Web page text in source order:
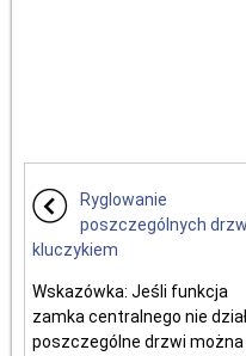
Ryglowanie
poszczególnych
kluczykiem
Wskazówka: Jeśli funkcja
zamka centralnego nie
poszczególne drzwi można